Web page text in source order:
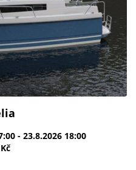
- 23.8.2026 18:00